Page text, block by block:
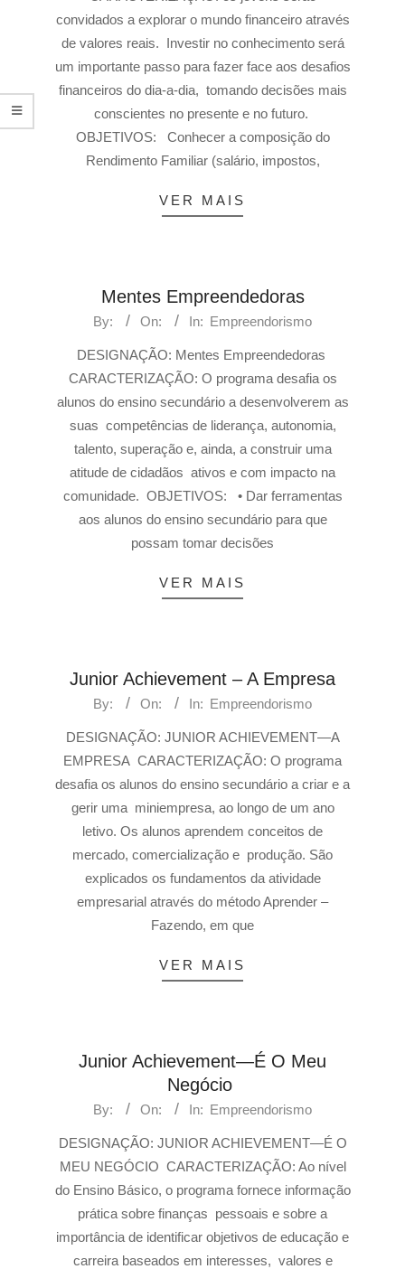
convidados a explorar o mundo financeiro através
de valores reais. Investir no conhecimento será
um importante passo para fazer face aos desafios
financeiros do dia-a-dia, tomando decisões mais
conscientes no presente e no futuro.
OBJETIVOS: Conhecer a composição do
Rendimento Familiar (salário, impostos,
VER MAIS
Mentes Empreendedoras
By: On: In: Empreendorismo
DESIGNAÇÃO: Mentes Empreendedoras
CARACTERIZAÇÃO: O programa desafia os
alunos do ensino secundário a desenvolverem as
suas competências de liderança, autonomia,
talento, superação e, ainda, a construir uma
atitude de cidadãos ativos e com impacto na
comunidade. OBJETIVOS: • Dar ferramentas
aos alunos do ensino secundário para que
possam tomar decisões
VER MAIS
Junior Achievement – A Empresa
By: On: In: Empreendorismo
DESIGNAÇÃO: JUNIOR ACHIEVEMENT—A
EMPRESA CARACTERIZAÇÃO: O programa
desafia os alunos do ensino secundário a criar e a
gerir uma miniempresa, ao longo de um ano
letivo. Os alunos aprendem conceitos de
mercado, comercialização e produção. São
explicados os fundamentos da atividade
empresarial através do método Aprender –
Fazendo, em que
VER MAIS
Junior Achievement—É O Meu
Negócio
By: On: In: Empreendorismo
DESIGNAÇÃO: JUNIOR ACHIEVEMENT—É O
MEU NEGÓCIO CARACTERIZAÇÃO: Ao nível
do Ensino Básico, o programa fornece informação
prática sobre finanças pessoais e sobre a
importância de identificar objetivos de educação e
carreira baseados em interesses, valores e